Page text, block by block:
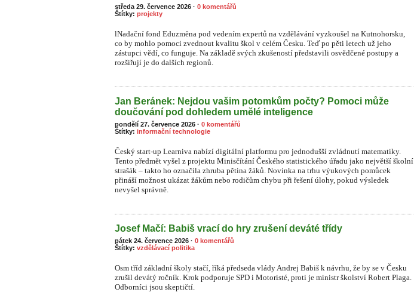
středa 29. července 2026 · 0 komentářů
Štítky: projekty
lNadační fond Eduzměna pod vedením expertů na vzdělávání vyzkoušel na Kutnohorsku,
co by mohlo pomoci zvednout kvalitu škol v celém Česku. Teď po pěti letech už jeho
zástupci vědí, co funguje. Na základě svých zkušeností představili osvědčené postupy a
rozšiřují je do dalších regionů.
Jan Beránek: Nejdou vašim potomkům počty? Pomoci může
doučování pod dohledem umělé inteligence
pondělí 27. července 2026 · 0 komentářů
Štítky: informační technologie
Český start-up Learniva nabízí digitální platformu pro jednodušší zvládnutí matematiky.
Tento předmět vyšel z projektu Minisčítání Českého statistického úřadu jako největší školní
strašák – takto ho označila zhruba pětina žáků. Novinka na trhu výukových pomůcek
přináší možnost ukázat žákům nebo rodičům chybu při řešení úlohy, pokud výsledek
nevyšel správně.
Josef Mačí: Babiš vrací do hry zrušení deváté třídy
pátek 24. července 2026 · 0 komentářů
Štítky: vzdělávací politika
Osm tříd základní školy stačí, říká předseda vlády Andrej Babiš k návrhu, že by se v Česku
zrušil devátý ročník. Krok podporuje SPD i Motoristé, proti je ministr školství Robert Plaga.
Odborníci jsou skeptičtí.